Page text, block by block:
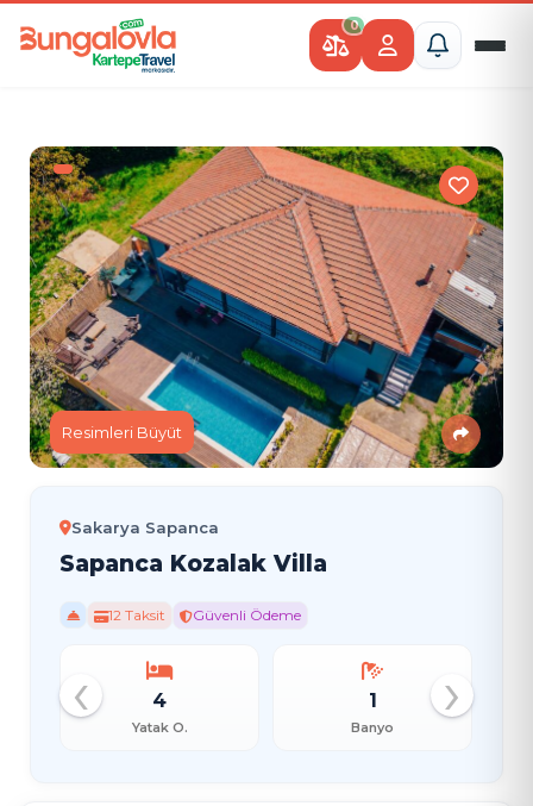
0
Resimleri Büyüt
Sakarya Sapanca
Sapanca Kozalak Villa
12 Taksit Güvenli Ödeme
4
Yatak O.
1
Banyo
‹ ›